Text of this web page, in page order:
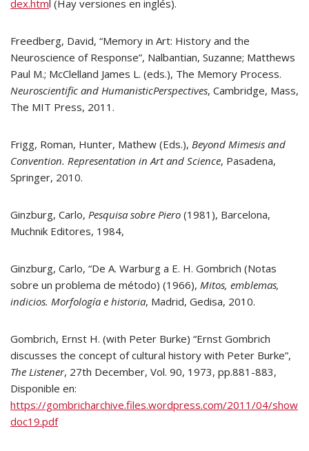
dex.htm l (Hay versiones en inglés).
Freedberg, David, “Memory in Art: History and the
Neuroscience of Response”, Nalbantian, Suzanne; Matthews
Paul M.; McClelland James L. (eds.), The Memory Process.
Neuroscientific and HumanisticPerspectives, Cambridge, Mass,
The MIT Press, 2011.
Frigg, Roman, Hunter, Mathew (Eds.), Beyond Mimesis and
Convention. Representation in Art and Science, Pasadena,
Springer, 2010.
Ginzburg, Carlo, Pesquisa sobre Piero (1981), Barcelona,
Muchnik Editores, 1984,
Ginzburg, Carlo, “De A. Warburg a E. H. Gombrich (Notas
sobre un problema de método) (1966), Mitos, emblemas,
indicios. Morfología e historia, Madrid, Gedisa, 2010.
Gombrich, Ernst H. (with Peter Burke) “Ernst Gombrich
discusses the concept of cultural history with Peter Burke”,
The Listener, 27th December, Vol. 90, 1973, pp.881-883,
Disponible en:
https://gombricharchive.files.wordpress.com/2011/04/show
doc19.pdf